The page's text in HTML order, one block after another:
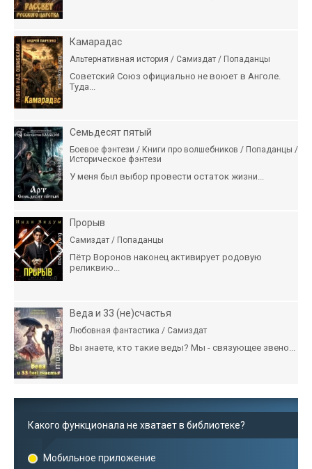
Камарадас
Альтернативная история / Самиздат / Попаданцы
Советский Союз официально не воюет в Анголе.
Туда...
Семьдесят пятый
Боевое фэнтези / Книги про волшебников / Попаданцы /
Историческое фэнтези
У меня был выбор провести остаток жизни...
Прорыв
Самиздат / Попаданцы
Пётр Воронов наконец активирует родовую
реликвию...
Веда и 33 (не)счастья
Любовная фантастика / Самиздат
Вы знаете, кто такие веды? Мы - связующее звено...
Какого функционала не хватает в библиотеке?
Мобильное приложение